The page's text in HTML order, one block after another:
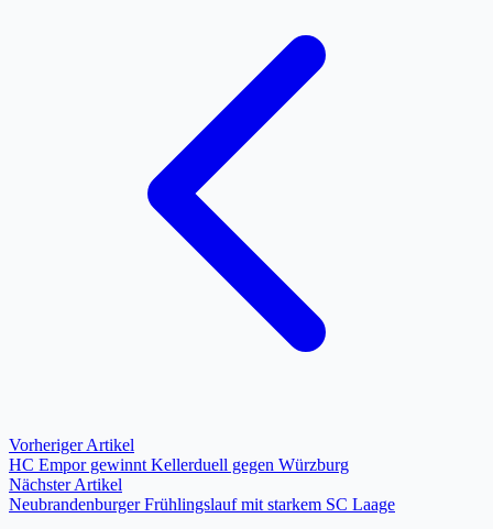
Vorheriger Artikel
HC Empor gewinnt Kellerduell gegen Würzburg
Nächster Artikel
Neubrandenburger Frühlingslauf mit starkem SC Laage